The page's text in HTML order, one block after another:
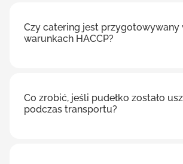
Czy catering jest przygotowywany
warunkach HACCP?
Co zrobić, jeśli pudełko zostało
podczas transportu?